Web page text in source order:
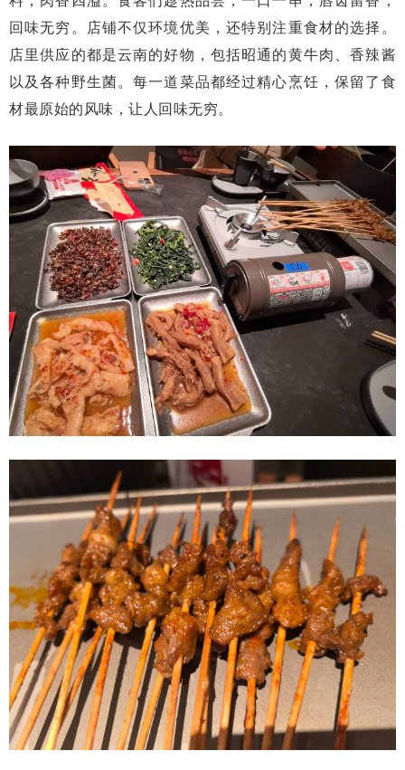
回味无穷。店铺不仅环境优美，还特别注重食材的选择。
店里供应的都是云南的好物，包括昭通的黄牛肉、香辣酱
以及各种野生菌。每一道菜品都经过精心烹饪，保留了食
材最原始的风味，让人回味无穷。